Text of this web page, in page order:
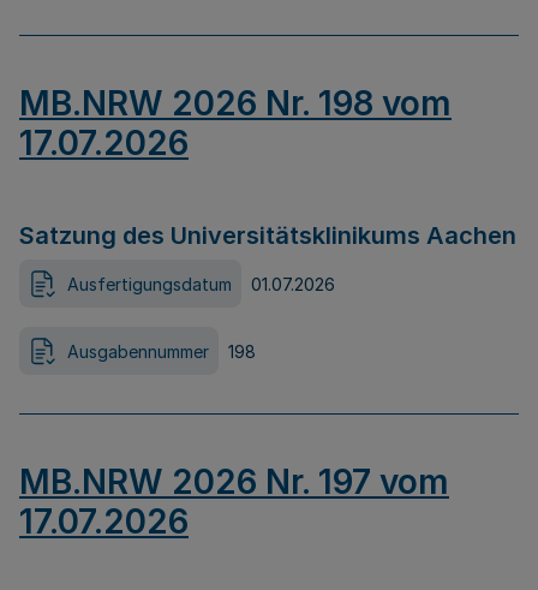
MB.NRW 2026 Nr. 198 vom
17.07.2026
Satzung des Universitätsklinikums Aachen
Ausfertigungsdatum 01.07.2026
Ausgabennummer 198
MB.NRW 2026 Nr. 197 vom
17.07.2026